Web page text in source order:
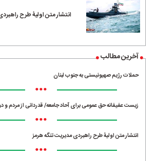
انتشار متن اولیۀ طرح
آخرین مطالب
حملات رژیم صهیونیستی به جنوب لبنان
•••
زیست عفیفانه حق عمومی برای آحاد جامعه/ قدردانی از مردم و
•••
انتشار متن اولیۀ طرح راهبردی مدیریت تنگه هرمز
•••